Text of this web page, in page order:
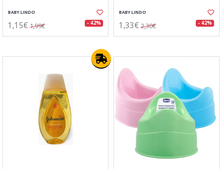
BABY LINDO
1,15€ 1,99€ - 42%
BABY LINDO
1,33€ 2,30€ - 42%